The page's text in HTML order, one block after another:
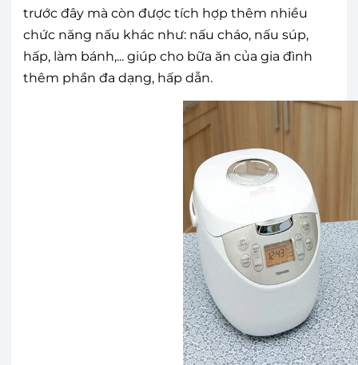
trước đây mà còn được tích hợp thêm nhiều
chức năng nấu khác như: nấu cháo, nấu súp,
hấp, làm bánh,... giúp cho bữa ăn của gia đình
thêm phần đa dạng, hấp dẫn.